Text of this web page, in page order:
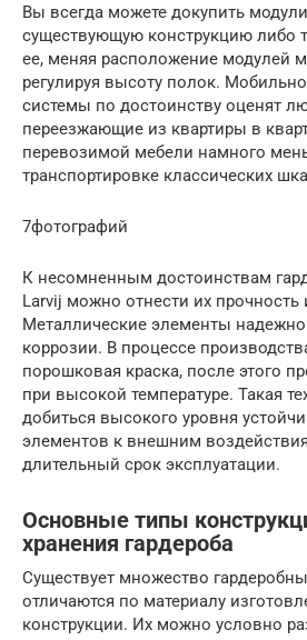
Вы всегда можете докупить
существующую конструкцию либо
ее, меняя расположение модулей
регулируя высоту полок.
системы по достоинству оценят
переезжающие из квартиры в
перевозимой мебели намного
транспортировке классических
7фотографий
К несомненным достоинствам
Larvij можно отнести их прочность
Металлические элементы
коррозии. В процессе
порошковая краска, после этого
при высокой температуре. Такая
добиться высокого уровня
элементов к внешним
длительный срок эксплуатации.
Основные типы
хранения гардероба
Существует множество
отличаются по материалу
конструкции. Их можно условно